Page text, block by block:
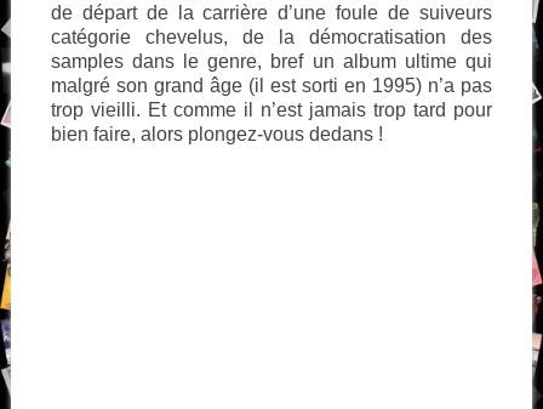
de départ de la carrière d’une foule de suiveurs
catégorie chevelus, de la démocratisation des
samples dans le genre, bref un album ultime qui
malgré son grand âge (il est sorti en 1995) n’a pas
trop vieilli. Et comme il n’est jamais trop tard pour
bien faire, alors plongez-vous dedans !